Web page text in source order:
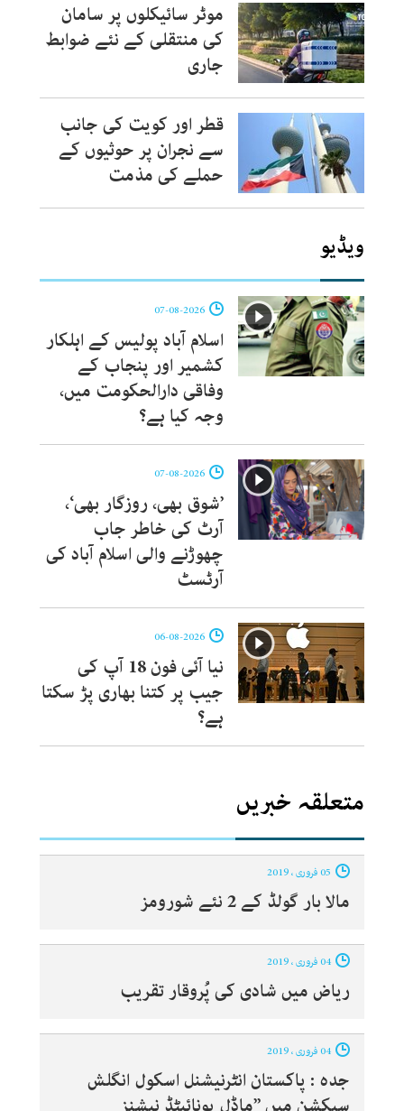
موٹر سائیکلوں پر سامان
کی منتقلی کے نئے ضوابط
جاری
قطر اور کویت کی جانب
سے نجران پر حوثیوں کے
حملے کی مذمت
ویڈیو
اسلام آباد پولیس کے اہلکار
کشمیر اور پنجاب کے
وفاقی دارالحکومت میں،
وجہ کیا ہے؟
’شوق بھی، روزگار بھی‘،
آرٹ کی خاطر جاب
چھوڑنے والی اسلام آباد کی
آرٹسٹ
نیا آئی فون 18 آپ کی
جیب پر کتنا بھاری پڑ سکتا
ہے؟
متعلقہ خبریں
مالا بار گولڈ کے 2 نئے شورومز
ریاض میں شادی کی پُروقار تقریب
جدہ : پاکستان انٹرنیشنل اسکول انگلش